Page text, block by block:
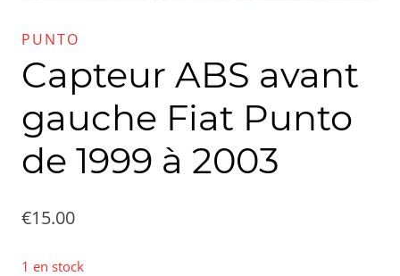
PUNTO
Capteur ABS avant
gauche Fiat Punto
de 1999 à 2003
€15.00
1 en stock